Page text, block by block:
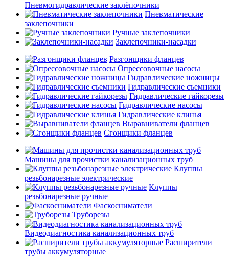
Пневмогидравлические заклёпочники
Пневматические
заклепочники
Ручные заклепочники
Заклепочники-насадки
Разгонщики фланцев
Опрессовочные насосы
Гидравлические ножницы
Гидравлические съемники
Гидравлические гайкорезы
Гидравлические насосы
Гидравлические клинья
Выравниватели фланцев
Сгонщики фланцев
Машины для прочистки канализационных труб
Клуппы
резьбонарезные электрические
Клуппы
резьбонарезные ручные
Фаскосниматели
Труборезы
Видеодиагностика канализационных труб
Расширители
трубы аккумуляторные